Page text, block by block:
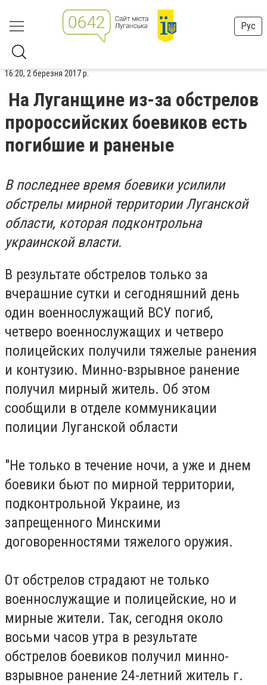
Рус
16:20, 2 березня 2017 р.
На Луганщине из-за обстрелов
пророссийских боевиков есть
погибшие и раненые
В последнее время боевики усилили
обстрелы мирной территории Луганской
области, которая подконтрольна
украинской власти.
В результате обстрелов только за
вчерашние сутки и сегодняшний день
один военнослужащий ВСУ погиб,
четверо военнослужащих и четверо
полицейских получили тяжелые ранения
и контузию. Минно-взрывное ранение
получил мирный житель. Об этом
сообщили в отделе коммуникации
полиции Луганской области
"Не только в течение ночи, а уже и днем
боевики бьют по мирной территории,
подконтрольной Украине, из
запрещенного Минскими
договоренностями тяжелого оружия.
От обстрелов страдают не только
военнослужащие и полицейские, но и
мирные жители. Так, сегодня около
восьми часов утра в результате
обстрелов боевиков получил минно-
взрывное ранение 24-летний житель г.